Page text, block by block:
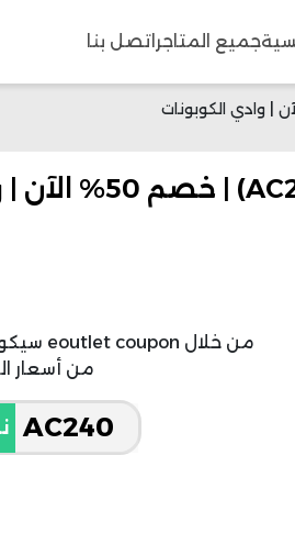
جميع المتاجر اتصل بنا
من أسعار